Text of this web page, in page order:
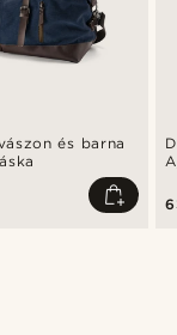
és barna